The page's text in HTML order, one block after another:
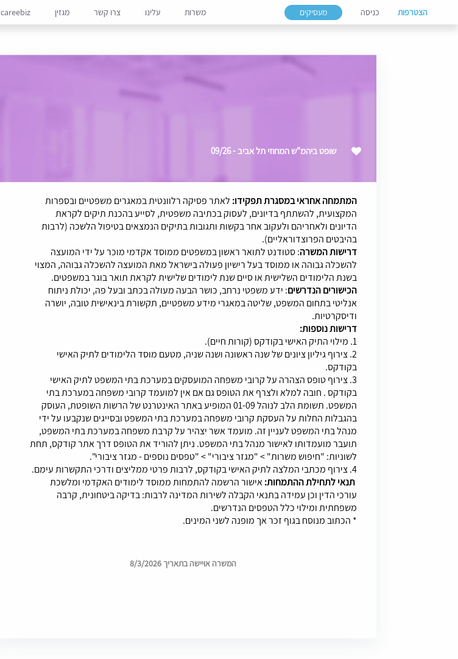
הצטרפות כניסה מעסיקים משרות עלינו צרו קשר מגזין careebiz
שופט ביהמ"ש המחוזי תל אביב - 09/26
המתמחה אחראי במסגרת תפקידו: לאתר פסיקה רלוונטית במאגרים משפטיים ובספרות
המקצועית, להשתתף בדיונים, לעסוק בכתיבה משפטית, לסייע בהכנת תיקים לקראת
הדיונים ולאחריהם ולעקוב אחר בקשות ותגובות בתיקים הנמצאים בטיפול הלשכה (לרבות
בהיבטים הפרוצדוראליים).
דרישות המשרה: סטודנט לתואר ראשון במשפטים ממוסד אקדמי מוכר על ידי המועצה
להשכלה גבוהה או ממוסד בעל רישיון פעולה בישראל מאת המועצה להשכלה גבוהה, המצוי
בשנת הלימודים השלישית או סיים שנת לימודים שלישית לקראת תואר בוגר במשפטים.
הכישורים הנדרשים: ידע משפטי נרחב, כושר הבעה מעולה בכתב ובעל פה, יכולת ניתוח
אנליטי בתחום המשפט, שליטה במאגרי מידע משפטיים, תקשורת בינאישית טובה, יושרה
ודיסקרטיות.
דרישות נוספות:
1. מילוי התיק האישי בקודקס (קורות חיים).
2. צירוף גיליון ציונים של שנה ראשונה ושנה שניה, מטעם מוסד הלימודים לתיק האישי
בקודקס.
3. צירוף טופס הצהרה על קרובי משפחה המועסקים במערכת בתי המשפט לתיק האישי
בקודקס . חובה למלא ולצרף את הטופס גם אם אין למועמד קרובי משפחה במערכת בתי
המשפט. תשומת הלב לנוהל 01-09 המופיע באתר האינטרנט של הרשות השופטת, העוסק
בהגבלות החלות על העסקת קרובי משפחה במערכת בתי המשפט ובסייגים שנקבעו על ידי
מנהל בתי המשפט לעניין זה. מועמד אשר יצהיר על קרבת משפחה במערכת בתי המשפט,
תועבר מועמדותו לאישור מנהל בתי המשפט. ניתן להוריד את הטופס דרך אתר קודקס, תחת
לשוניות: "חיפוש משרות" > "מגזר ציבורי" > "טפסים נוספים - מגזר ציבורי".
4. צירוף מכתבי המלצה לתיק האישי בקודקס, לרבות פרטי ממליצים ודרכי התקשרות עימם.
תנאי לתחילת ההתמחות:אישור הרשמה להתמחות ממוסד לימודים האקדמי ומלשכת
עורכי הדין וכן עמידה בתנאי הקבלה לשירות המדינה לרבות: בדיקה ביטחונית, קרבה
משפחתית ומילוי כלל הטפסים הנדרשים.
* הכתוב מנוסח בגוף זכר אך מופנה לשני המינים.
המשרה אויישה בתאריך 8/3/2026